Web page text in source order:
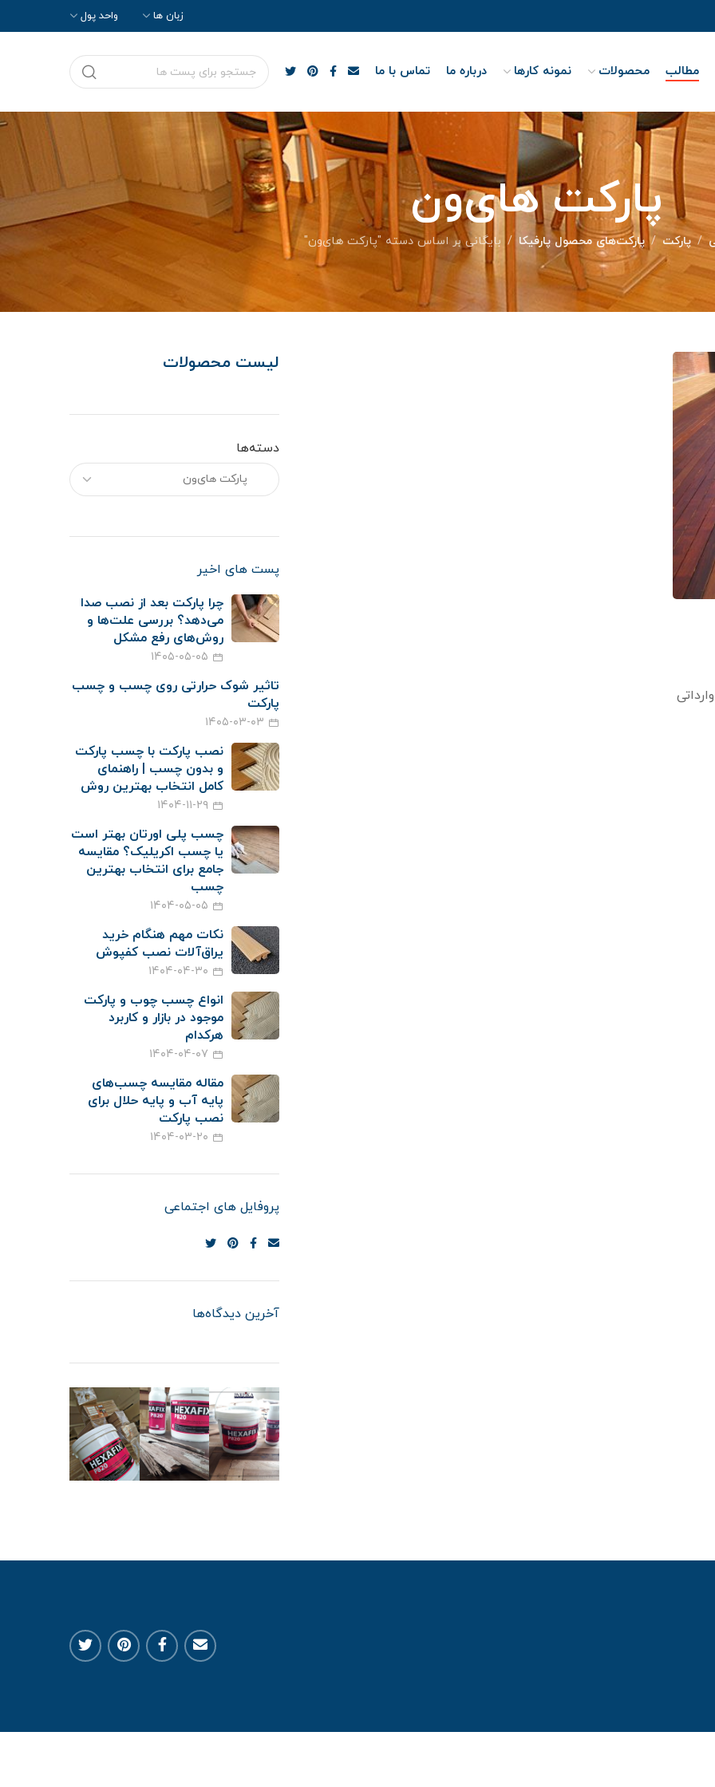
زبان ها واحد پول
مطالب محصولات نمونه کارها درباره ما تماس با ما
پارکت های‌ون
پارکت پارکت‌های محصول پارفیکا بایگانی بر اساس دسته "پارکت های‌ون"
وارداتی
لیست محصولات
دسته‌ها
پست های اخیر
چرا پارکت بعد از نصب صدا
می‌دهد؟ بررسی علت‌ها و
روش‌های رفع مشکل
۱۴۰۵-۰۵-۰۵
تاثیر شوک حرارتی روی چسب و چسب
پارکت
۱۴۰۵-۰۳-۰۳
نصب پارکت با چسب پارکت
و بدون چسب | راهنمای
کامل انتخاب بهترین روش
۱۴۰۴-۱۱-۲۹
چسب پلی اورتان بهتر است
یا چسب اکریلیک؟ مقایسه
جامع برای انتخاب بهترین
چسب
۱۴۰۴-۰۵-۰۵
نکات مهم هنگام خرید
یراق‌آلات نصب کفپوش
۱۴۰۴-۰۴-۳۰
انواع چسب چوب و پارکت
موجود در بازار و کاربرد
هرکدام
۱۴۰۴-۰۴-۰۷
مقاله مقایسه چسب‌های
پایه آب و پایه حلال برای
نصب پارکت
۱۴۰۴-۰۳-۲۰
پروفایل های اجتماعی
آخرین دیدگاه‌ها